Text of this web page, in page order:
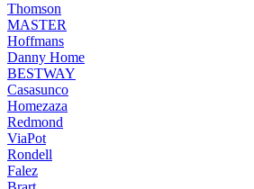
Thomson
MASTER
Hoffmans
Danny Home
BESTWAY
Casasunco
Homezaza
Redmond
ViaPot
Rondell
Falez